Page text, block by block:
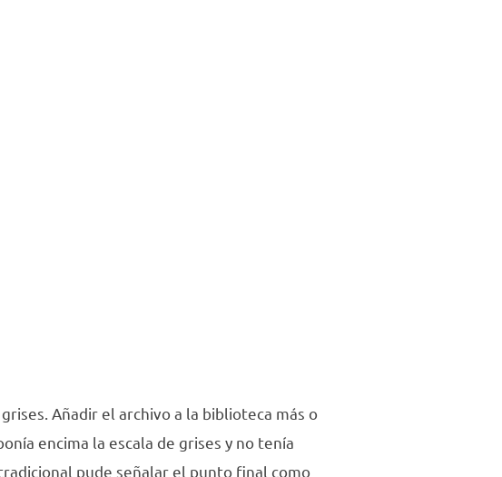
Añadir el archivo a la biblioteca más o
encima la escala de grises y no tenía
pude señalar el punto final como